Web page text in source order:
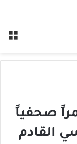
الخميس
صحفياً
القادم